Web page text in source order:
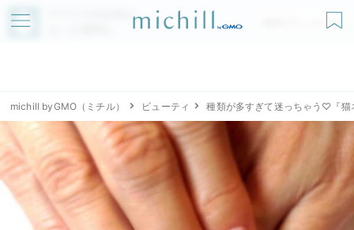
アプリでmichillが
無料ダウンロード
michill byGMO（ミチル） ビューティ 種類が多すぎて迷っちゃう♡『